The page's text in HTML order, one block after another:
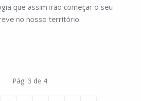
que assim irão começar o seu
no nosso território.
Pág. 3 de 4